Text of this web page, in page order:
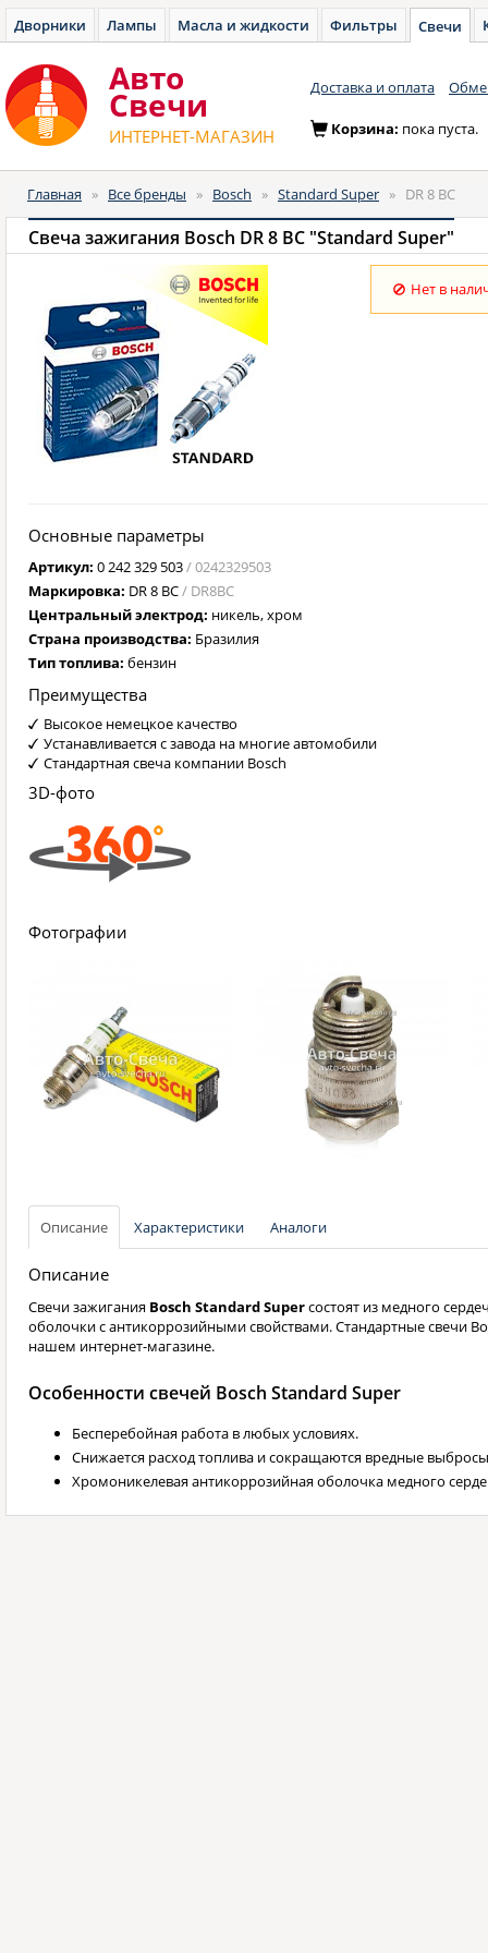
Дворники Лампы Масла и жидкости Фильтры Свечи
Авто
Cвечи
ИНТЕРНЕТ-МАГАЗИН
Доставка и оплата
Корзина: пока пуста.
Главная » Все бренды » Bosch » Standard Super » DR 8 BC
Свеча зажигания Bosch DR 8 BC "Standard Super"
Нет в
Основные параметры
Артикул: 0 242 329 503/ 0242329503
Маркировка: DR 8 BC/ DR8BC
Центральный электрод: никель, хром
Страна производства: Бразилия
Тип топлива: бензин
Преимущества
Высокое немецкое качество
Устанавливается с завода на многие автомобили
Стандартная свеча компании Bosch
3D-фото
Фотографии
Описание Характеристики Аналоги
Описание
Свечи зажигания Bosch Standard Superсостоят из медного
оболочки с антикоррозийными свойствами. Стандартные свечи
нашем интернет-магазине.
Особенности свечей Bosch Standard Super
Бесперебойная работа в любых условиях.
Снижается расход топлива и сокращаются вредные
Хромоникелевая антикоррозийная оболочка медного